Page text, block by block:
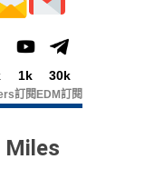
1k
訂閱
30k
EDM訂閱
Miles